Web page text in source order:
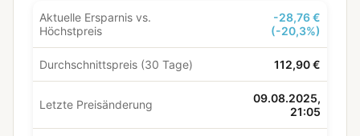
Aktuelle Ersparnis vs.
Höchstpreis
-28,76 €
(-20,3%)
Durchschnittspreis (30 Tage) 112,90 €
Letzte Preisänderung
09.08.2025,
21:05